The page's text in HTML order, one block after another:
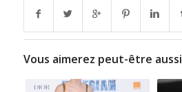
Vous aimerez peut-être aussi